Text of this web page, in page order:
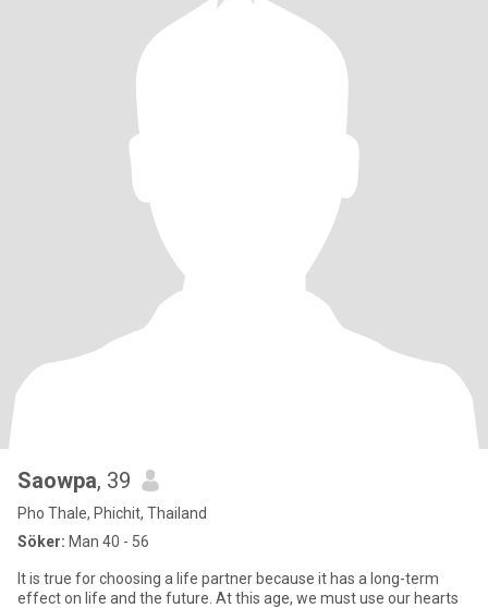
Saowpa, 39
Pho Thale, Phichit, Thailand
Söker: Man 40 - 56
It is true for choosing a life partner because it has a long-term
effect on life and the future. At this age, we must use our hearts